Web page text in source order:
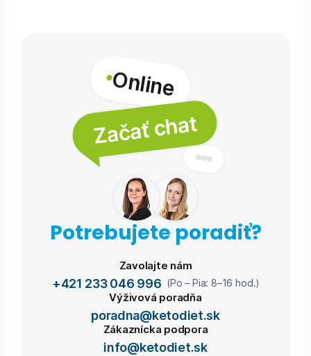
Online
Začať chat
Potrebujete poradiť?
Zavolajte nám
+421 233 046 996 (Po – Pia: 8–16 hod.)
Výživová poradňa
poradna@ketodiet.sk
Zákaznícka podpora
info@ketodiet.sk